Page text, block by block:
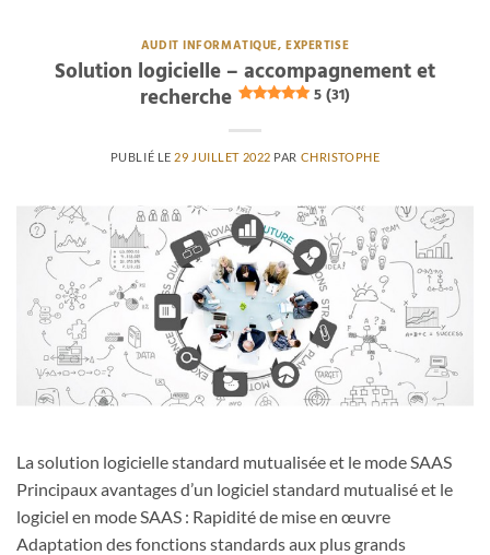
AUDIT INFORMATIQUE, EXPERTISE
Solution logicielle – accompagnement et
recherche
5 (31)
PUBLIÉ LE 29 JUILLET 2022 PAR CHRISTOPHE
La solution logicielle standard mutualisée et le mode SAAS
Principaux avantages d’un logiciel standard mutualisé et le
logiciel en mode SAAS : Rapidité de mise en œuvre
Adaptation des fonctions standards aux plus grands